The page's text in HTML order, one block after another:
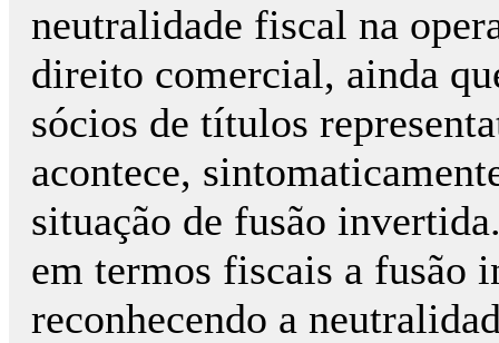
neutralidade fiscal na
direito comercial, ainda
sócios de títulos
acontece,
situação de fusão
em termos fiscais a fusão
reconhecendo a